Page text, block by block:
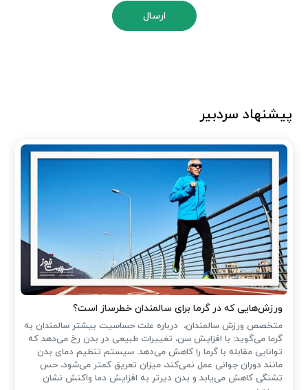
ارسال
پیشنهاد سردبیر
ورزش‌هایی که در گرما برای سالمندان خطرساز است؟
متخصص ورزش سالمندان، درباره علت حساسیت بیشتر سالمندان به
گرما می‌گوید: با افزایش سن، تغییرات طبیعی در بدن رخ می‌دهد که
توانایی مقابله با گرما را کاهش می‌دهد. سیستم تنظیم دمای بدن
مانند دوران جوانی عمل نمی‌کند، میزان تعریق کمتر می‌شود، حس
تشنگی کاهش می‌یابد و بدن دیرتر به افزایش دما واکنش نشان